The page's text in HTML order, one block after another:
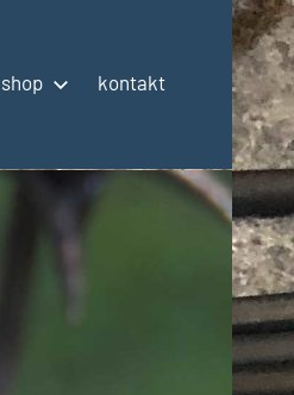
shop kontakt